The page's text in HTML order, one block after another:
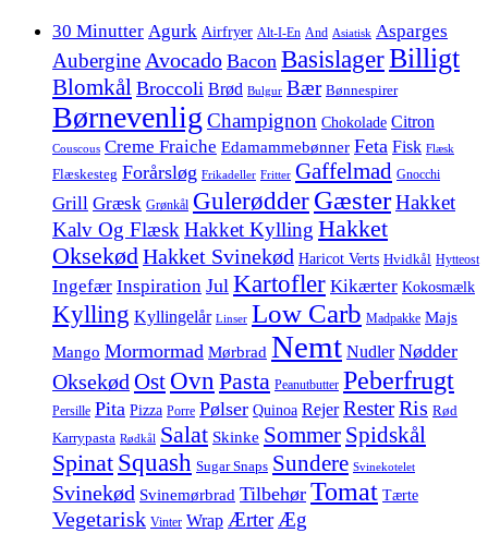
30 Minutter Agurk Airfryer Alt-I-En And Asiatisk Asparges
Aubergine Avocado Bacon BasislagerBilligt
Blomkål Broccoli Brød Bulgur Bær Bønnespirer
Børnevenlig Champignon Chokolade Citron
Couscous Creme Fraiche Edamammebønner Feta Fisk Flæsk
Flæskesteg Forårsløg Frikadeller Fritter Gaffelmad Gnocchi
Grill Græsk Grønkål GulerødderGæsterHakket
Kalv Og FlæskHakket Kylling Hakket
OksekødHakket Svinekød Haricot Verts Hvidkål Hytteost
Ingefær Inspiration Jul Kartofler Kikærter Kokosmælk
Kylling Kyllingelår Linser Low Carb Madpakke Majs
Mango Mormormad Mørbrad Nemt Nudler Nødder
Oksekød Ost Ovn Pasta Peanutbutter Peberfrugt
Persille Pita Pizza Porre Pølser Quinoa Rejer ResterRis Rød
Karrypasta Rødkål Salat Skinke Sommer Spidskål
Spinat Squash Sugar Snaps Sundere Svinekotelet
Svinekød Svinemørbrad Tilbehør Tomat Tærte
Vegetarisk Vinter Wrap ÆrterÆg